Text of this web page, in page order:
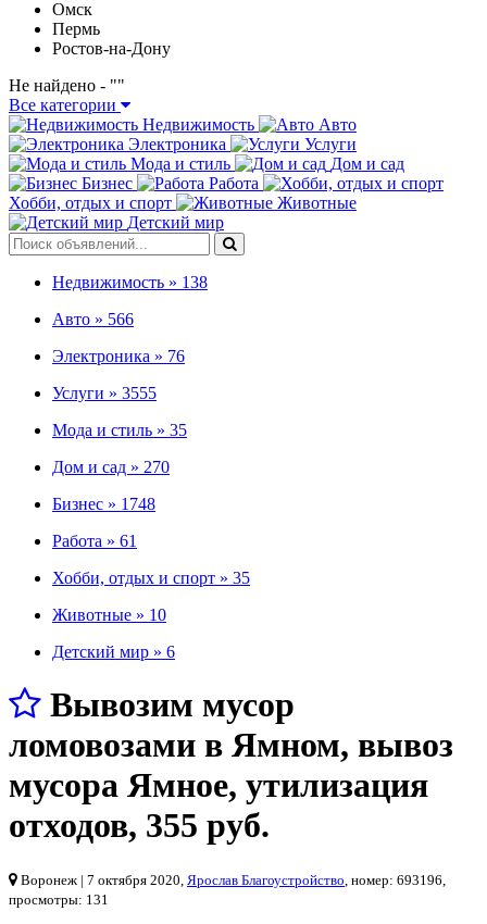
Омск
Пермь
Ростов-на-Дону
Не найдено - ""
Все категории
Недвижимость
Авто
Электроника
Услуги
Мода и стиль
Дом и сад
Бизнес
Работа
Хобби, отдых и спорт
Животные
Детский мир
Недвижимость » 138
Авто » 566
Электроника » 76
Услуги » 3555
Мода и стиль » 35
Дом и сад » 270
Бизнес » 1748
Работа » 61
Хобби, отдых и спорт » 35
Животные » 10
Детский мир » 6
Вывозим мусор
ломовозами в Ямном, вывоз
мусора Ямное, утилизация
отходов, 355 руб.
Воронеж | 7 октября 2020, Ярослав Благоустройство , номер: 693196,
просмотры: 131